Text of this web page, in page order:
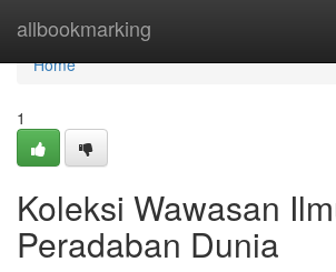
allbookmarking
Home
Home
1
Koleksi Wawasan
Peradaban Dunia